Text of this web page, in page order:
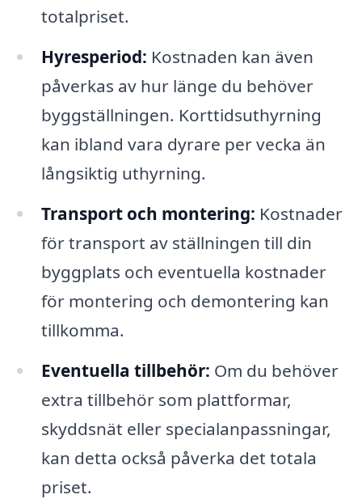
totalpriset.
Hyresperiod: Kostnaden kan även
påverkas av hur länge du behöver
byggställningen. Korttidsuthyrning
kan ibland vara dyrare per vecka än
långsiktig uthyrning.
Transport och montering: Kostnader
för transport av ställningen till din
byggplats och eventuella kostnader
för montering och demontering kan
tillkomma.
Eventuella tillbehör: Om du behöver
extra tillbehör som plattformar,
skyddsnät eller specialanpassningar,
kan detta också påverka det totala
priset.